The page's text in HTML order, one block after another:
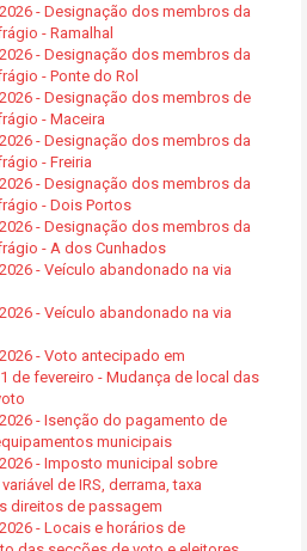
- Designação dos membros da
- Ramalhal
- Designação dos membros da
- Ponte do Rol
- Designação dos membros de
- Maceira
- Designação dos membros da
- Freiria
- Designação dos membros da
- Dois Portos
- Designação dos membros da
- A dos Cunhados
- Veículo abandonado na via
- Veículo abandonado na via
- Voto antecipado em
de fevereiro - Mudança de local das
- Isenção do pagamento de
municipais
- Imposto municipal sobre
de IRS, derrama, taxa
direitos de passagem
- Locais e horários de